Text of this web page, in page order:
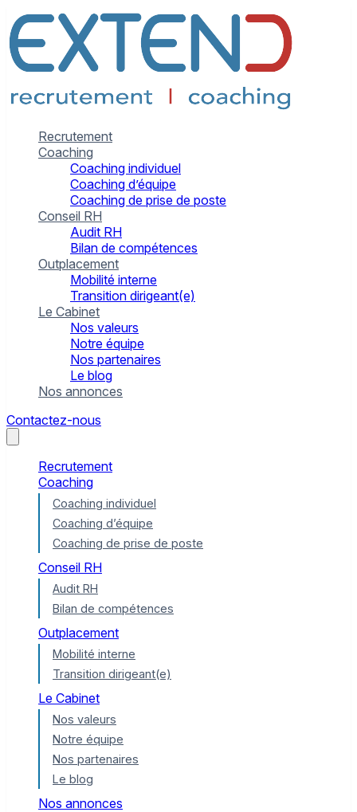
Recrutement
Coaching
Coaching individuel
Coaching d’équipe
Coaching de prise de poste
Conseil RH
Audit RH
Bilan de compétences
Outplacement
Mobilité interne
Transition dirigeant(e)
Le Cabinet
Nos valeurs
Notre équipe
Nos partenaires
Le blog
Nos annonces
Contactez-nous
Recrutement
Coaching
Coaching individuel
Coaching d’équipe
Coaching de prise de poste
Conseil RH
Audit RH
Bilan de compétences
Outplacement
Mobilité interne
Transition dirigeant(e)
Le Cabinet
Nos valeurs
Notre équipe
Nos partenaires
Le blog
Nos annonces